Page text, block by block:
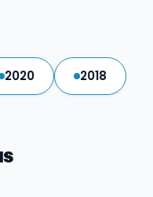
2020 2018